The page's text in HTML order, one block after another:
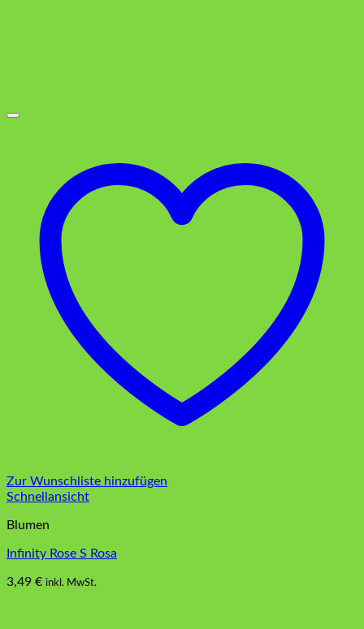
Zur Wunschliste hinzufügen
Schnellansicht
Blumen
Infinity Rose S Rosa
3,49 € inkl. MwSt.